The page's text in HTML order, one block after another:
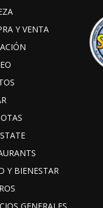
Y VENTA
Y BIENESTAR